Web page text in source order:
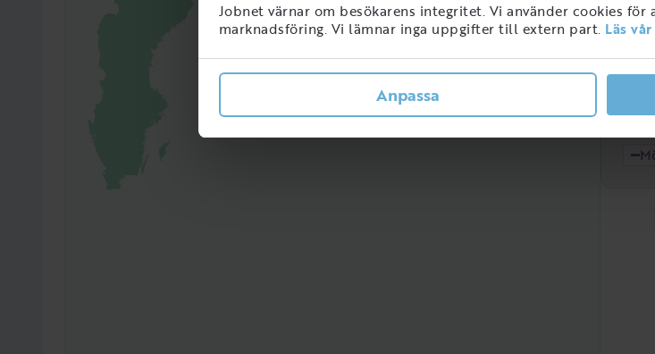
Jobnet värnar om besökarens integritet. Vi använder cookies
marknadsföring. Vi lämnar inga uppgifter till extern part. Läs
Anpassa
879
Personer med detta jobb i